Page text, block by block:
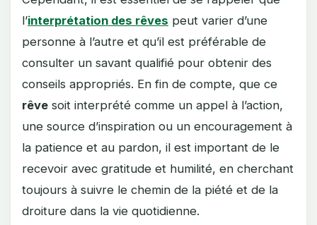
l’interprétation des rêves peut varier d’une
personne à l’autre et qu’il est préférable de
consulter un savant qualifié pour obtenir des
conseils appropriés. En fin de compte, que ce
rêve soit interprété comme un appel à l’action,
une source d’inspiration ou un encouragement à
la patience et au pardon, il est important de le
recevoir avec gratitude et humilité, en cherchant
toujours à suivre le chemin de la piété et de la
droiture dans la vie quotidienne.